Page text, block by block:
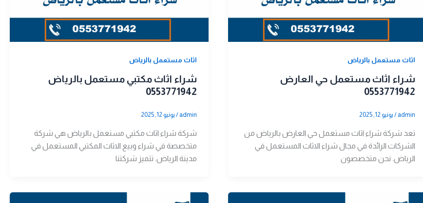
اثاث مستعمل بالرياض
شراء اثاث مستعمل حي العارض
0553771942
admin
/ يونيو 12, 2025
تعد شركة شراء اثاث مستعمل حي العارض بالرياض من
الشركات الرائدة في مجال شراء الاثاث المستعمل في
الرياض. نحن متخصصون
اثاث مستعمل بالرياض
شراء اثاث مكتبي مستعمل بالرياض
0553771942
admin
/ يونيو 12, 2025
شركة شراء اثاث مكتبي مستعمل بالرياض هي شركة
متخصصة في شراء وبيع الاثاث المكتبي المستعمل في
مدينة الرياض. تتميز شركتنا